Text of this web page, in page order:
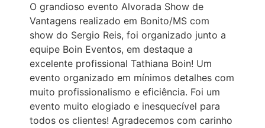
O grandioso evento Alvorada Show de
Vantagens realizado em Bonito/MS com
show do Sergio Reis, foi organizado junto a
equipe Boin Eventos, em destaque a
excelente profissional Tathiana Boin! Um
evento organizado em mínimos detalhes com
muito profissionalismo e eficiência. Foi um
evento muito elogiado e inesquecível para
todos os clientes! Agradecemos com carinho